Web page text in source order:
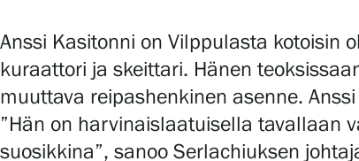
Anssi Kasitonni on Vilppulasta kotoisin
kuraattori ja skeittari. Hänen
muuttava reipashenkinen asenne.
”Hän on harvinaislaatuisella tavallaan
suosikkina”, sanoo Serlachiuksen